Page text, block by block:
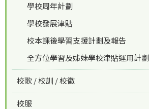
學校周年計劃
學校發展津貼
校本課後學習支援計劃及報告
全方位學習及姊妹學校津貼運用計劃
校歌 / 校訓 / 校徽
校服